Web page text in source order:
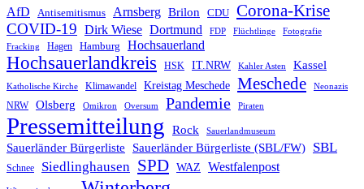
AfD Antisemitismus Arnsberg Brilon CDU Corona-Krise
COVID-19 Dirk Wiese Dortmund FDP Flüchtlinge
Fotografie
Fracking
Hagen Hamburg Hochsauerland
Hochsauerlandkreis HSK IT.NRW Kahler Asten Kassel
Katholische Kirche Klimawandel Kreistag Meschede Meschede Neonazis
NRW Olsberg Omikron Oversum Pandemie Piraten
Pressemitteilung Rock Sauerlandmuseum
Sauerländer Bürgerliste Sauerländer Bürgerliste (SBL/FW) SBL
Schnee Siedlinghausen SPD WAZ Westfalenpost